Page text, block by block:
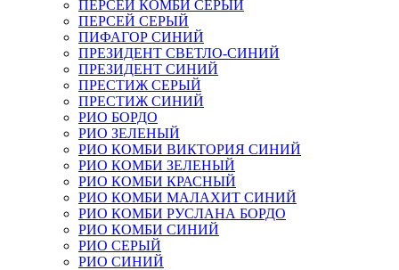
ПЕРСЕЙ КОМБИ СЕРЫЙ
ПЕРСЕЙ СЕРЫЙ
ПИФАГОР СИНИЙ
ПРЕЗИДЕНТ СВЕТЛО-СИНИЙ
ПРЕЗИДЕНТ СИНИЙ
ПРЕСТИЖ СЕРЫЙ
ПРЕСТИЖ СИНИЙ
РИО БОРДО
РИО ЗЕЛЕНЫЙ
РИО КОМБИ ВИКТОРИЯ СИНИЙ
РИО КОМБИ ЗЕЛЕНЫЙ
РИО КОМБИ КРАСНЫЙ
РИО КОМБИ МАЛАХИТ СИНИЙ
РИО КОМБИ РУСЛАНА БОРДО
РИО КОМБИ СИНИЙ
РИО СЕРЫЙ
РИО СИНИЙ